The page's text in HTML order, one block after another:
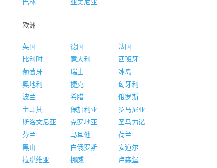
巴林
亚美尼亚
欧洲
英国 德国
法国
比利时
意大利
西班牙
葡萄牙
瑞士
冰岛
奥地利
捷克
匈牙利
波兰
希腊
俄罗斯
土耳其
保加利亚
罗马尼亚
斯洛文尼亚
克罗地亚
圣马力诺
芬兰
马耳他
荷兰
黑山
白俄罗斯
安道尔
拉脱维亚
挪威
卢森堡